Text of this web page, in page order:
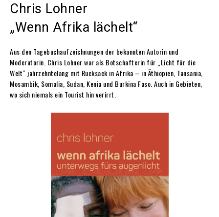
Chris Lohner
„Wenn Afrika lächelt“
Aus den Tagebuchaufzeichnungen der bekannten Autorin und
Moderatorin. Chris Lohner war als Botschafterin für „Licht für die
Welt“ jahrzehntelang mit Rucksack in Afrika – in Äthiopien, Tansania,
Mosambik, Somalia, Sudan, Kenia und Burkina Faso. Auch in Gebieten,
wo sich niemals ein Tourist hin verirrt.